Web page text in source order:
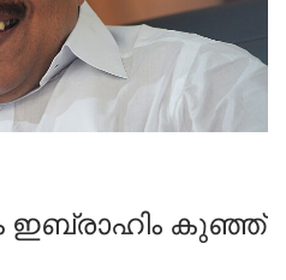
ഇബ്രാഹിം കുഞ്ഞ്